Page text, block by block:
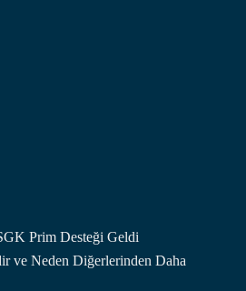
Prim Desteği Geldi
ve Neden Diğerlerinden Daha